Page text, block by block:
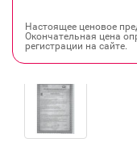
Настоящее ценовое
Окончательная цена
регистрации на сайте.